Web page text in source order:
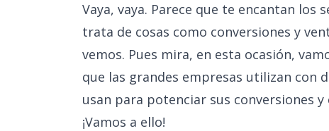
Vaya, vaya. Parece que te encantan los
trata de cosas como conversiones y
vemos. Pues mira, en esta ocasión,
que las grandes empresas utilizan con
usan para potenciar sus conversiones
¡Vamos a ello!